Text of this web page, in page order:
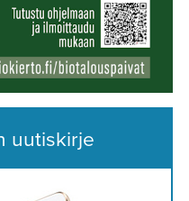
uutiskirje